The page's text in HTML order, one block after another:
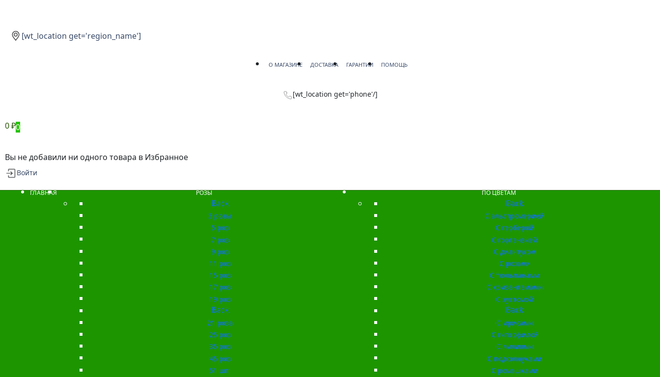
[wt_location get='region_name']
О МАГАЗИНЕ ДОСТАВКА ГАРАНТИИ ПОМОЩЬ
[wt_location get='phone'/]
0₽0
Вы не добавили ни одного товара в Избранное
Войти
ГЛАВНАЯ РОЗЫ
Back
3 розы
5 роз
7 роз
9 роз
11 роз
15 роз
17 роз
19 роз
Back
21 роза
25 роз
35 роз
45 роз
51 шт.
ПО ЦВЕТАМ
Back
С альстромерией
С герберой
С гортензией
С диантусом
С розами
С тюльпанами
С хризантемами
С эустомой
Back
С ирисами
С гипсофилой
С лилиями
С подсолнухами
С ромашками